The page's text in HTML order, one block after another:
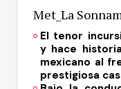
Met_La
El tenor
y hace
mexicano al
prestigiosa